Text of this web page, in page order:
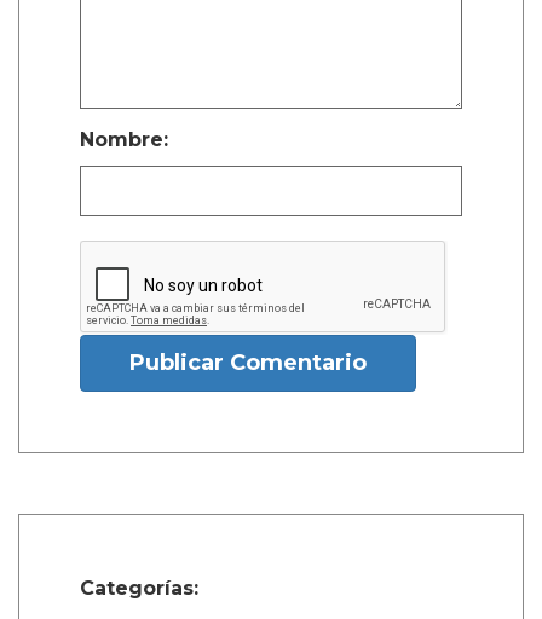
Nombre:
Publicar Comentario
Categorías: